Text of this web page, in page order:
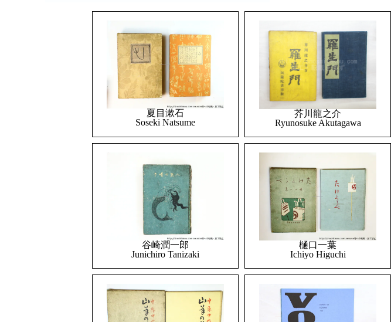
夏目漱石
Soseki Natsume
芥川龍之介
Ryunosuke Akutagawa
谷崎潤一郎
Junichiro Tanizaki
樋口一葉
Ichiyo Higuchi